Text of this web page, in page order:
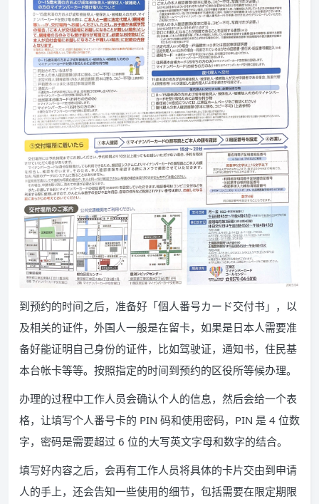
到预约的时间之后，准备好「個人番号カード交付书」，以
及相关的证件，外国人一般是在留卡，如果是日本人需要准
备好能证明自己身份的证件，比如驾驶证，通知书，住民基
本台帐卡等等。按照指定的时间到预约的区役所等候办理。
办理的过程中工作人员会确认个人的信息，然后会给一个表
格，让填写个人番号卡的 PIN 码和使用密码，PIN 是 4 位数
字，密码是需要超过 6 位的大写英文字母和数字的结合。
填写好内容之后，会再有工作人员将具体的卡片交由到申请
人的手上，还会告知一些使用的细节，包括需要在限定期限